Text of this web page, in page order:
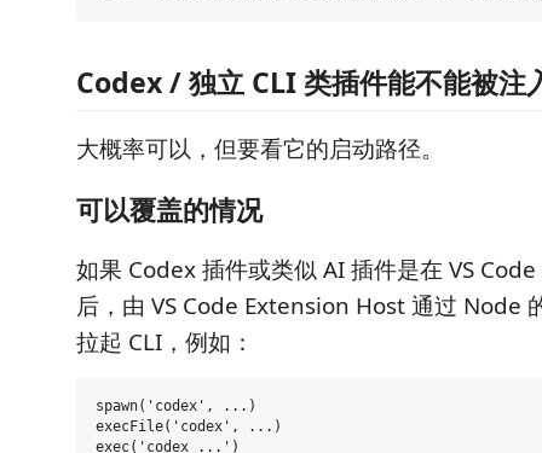
Codex / 独立 CLI 类插件能不能被注
大概率可以，但要看它的启动路径。
可以覆盖的情况
如果 Codex 插件或类似 AI 插件是在 VS
后，由 VS Code Extension Host 通过 Node
拉起 CLI，例如：
spawn('codex', ...)
execFile('codex', ...)
exec('codex ...')